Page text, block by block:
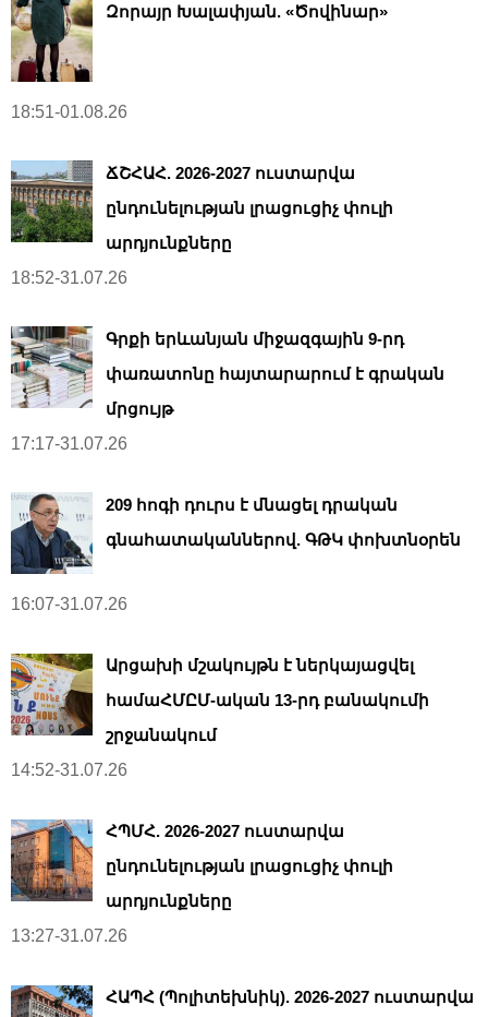
Զորայր Խալափյան. «Ծովինար»
18:51-01.08.26
ՃՇՀԱՀ. 2026-2027 ուստարվա
ընդունելության լրացուցիչ փուլի
արդյունքները
18:52-31.07.26
Գրքի երևանյան միջազգային 9-րդ
փառատոնը հայտարարում է գրական
մրցույթ
17:17-31.07.26
209 հոգի դուրս է մնացել դրական
գնահատականներով. ԳԹԿ փոխտնօրեն
16:07-31.07.26
Արցախի մշակույթն է ներկայացվել
համաՀՄԸՄ-ական 13-րդ բանակումի
շրջանակում
14:52-31.07.26
ՀՊՄՀ. 2026-2027 ուստարվա
ընդունելության լրացուցիչ փուլի
արդյունքները
13:27-31.07.26
ՀԱՊՀ (Պոլիտեխնիկ). 2026-2027 ուստարվա